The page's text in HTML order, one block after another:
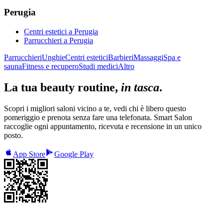
Perugia
Centri estetici a Perugia
Parrucchieri a Perugia
ParrucchieriUnghieCentri esteticiBarbieriMassaggiSpa e
saunaFitness e recuperoStudi mediciAltro
La tua beauty routine, in tasca.
Scopri i migliori saloni vicino a te, vedi chi è libero questo
pomeriggio e prenota senza fare una telefonata. Smart Salon
raccoglie ogni appuntamento, ricevuta e recensione in un unico
posto.
App Store Google Play